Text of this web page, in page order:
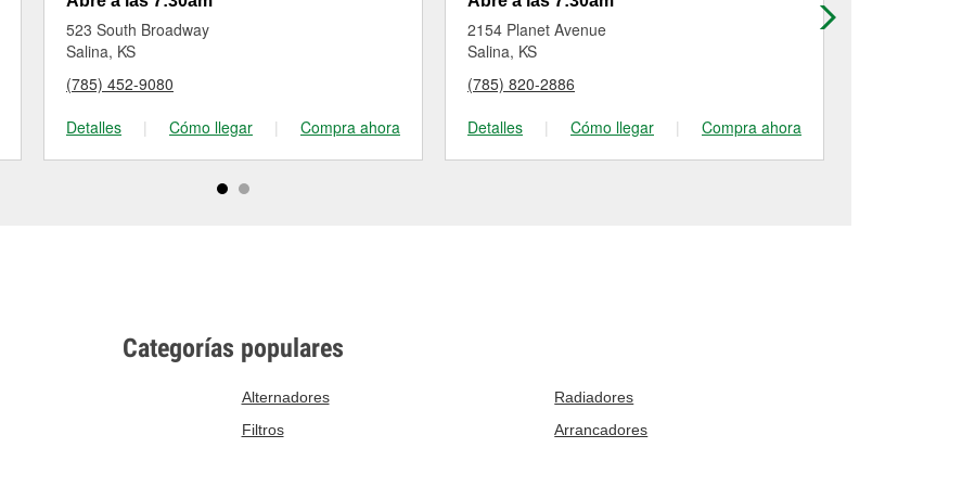
523 South Broadway
Salina, KS
(785) 452-9080
Detalles
| Cómo llegar | Compra ahora
2154 Planet Avenue
Salina, KS
(785) 820-2886
Detalles
| Cómo llegar | Compra ahora
Categorías populares
Alternadores
Radiadores
Filtros Arrancadores